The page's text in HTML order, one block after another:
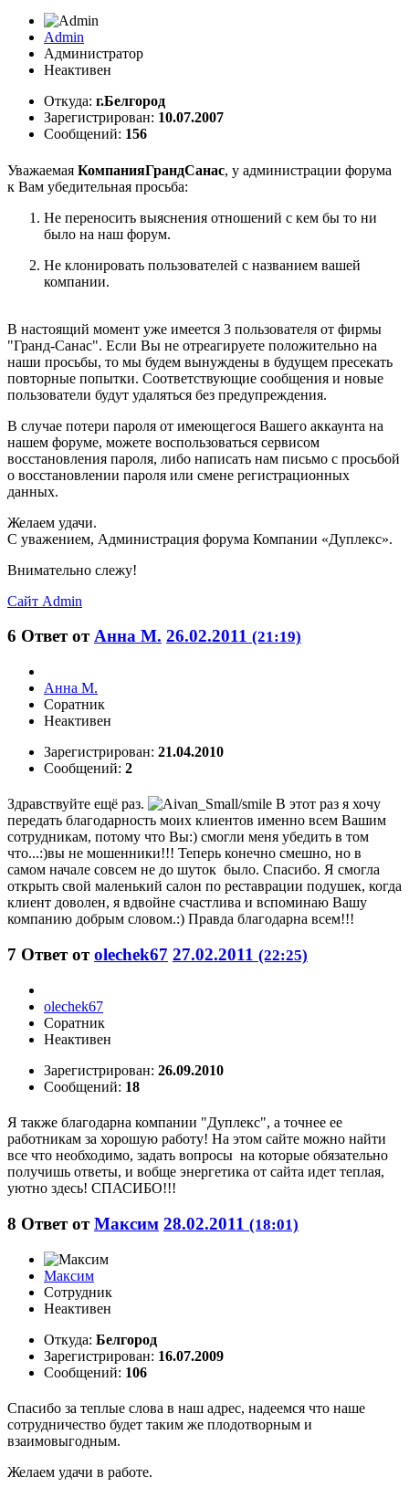
Admin
Администратор
Неактивен
Откуда: г.Белгород
Зарегистрирован: 10.07.2007
Сообщений: 156
Уважаемая КомпанияГрандСанас, у администрации форума
к Вам убедительная просьба:
Не переносить выяснения отношений с кем бы то ни
было на наш форум.
Не клонировать пользователей с названием вашей
компании.
В настоящий момент уже имеется 3 пользователя от фирмы
"Гранд-Санас". Если Вы не отреагируете положительно на
наши просьбы, то мы будем вынуждены в будущем пресекать
повторные попытки. Соответствующие сообщения и новые
пользователи будут удаляться без предупреждения.
В случае потери пароля от имеющегося Вашего аккаунта на
нашем форуме, можете воспользоваться сервисом
восстановления пароля, либо написать нам письмо с просьбой
о восстановлении пароля или смене регистрационных
данных.
Желаем удачи.
С уважением, Администрация форума Компании «Дуплекс».
Внимательно слежу!
Сайт Admin
6 Ответ отАнна М. 26.02.2011 (21:19)
Анна М.
Соратник
Неактивен
Зарегистрирован: 21.04.2010
Сообщений: 2
Здравствуйте ещё раз.
В этот раз я хочу
передать благодарность моих клиентов именно всем Вашим
сотрудникам, потому что Вы:) смогли меня убедить в том
что...:)вы не мошенники!!! Теперь конечно смешно, но в
самом начале совсем не до шуток было. Спасибо. Я смогла
открыть свой маленький салон по реставрации подушек, когда
клиент доволен, я вдвойне счастлива и вспоминаю Вашу
компанию добрым словом.:) Правда благодарна всем!!!
7 Ответ отolechek67 27.02.2011 (22:25)
olechek67
Соратник
Неактивен
Зарегистрирован: 26.09.2010
Сообщений: 18
Я также благодарна компании "Дуплекс", а точнее ее
работникам за хорошую работу! На этом сайте можно найти
все что необходимо, задать вопросы на которые обязательно
получишь ответы, и вобще энергетика от сайта идет теплая,
уютно здесь! СПАСИБО!!!
8 Ответ отМаксим 28.02.2011 (18:01)
Максим
Сотрудник
Неактивен
Откуда: Белгород
Зарегистрирован: 16.07.2009
Сообщений: 106
Спасибо за теплые слова в наш адрес, надеемся что наше
сотрудничество будет таким же плодотворным и
взаимовыгодным.
Желаем удачи в работе.